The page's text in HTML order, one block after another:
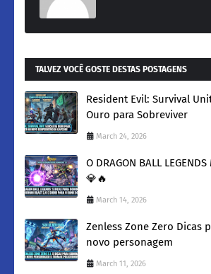
TALVEZ VOCÊ GOSTE DESTAS POSTAGENS
Resident Evil: Survival
Ouro para Sobreviver
March 24, 2026
O DRAGON BALL
💎🔥
March 14, 2026
Zenless Zone Zero Dicas
novo personagem
March 11, 2026